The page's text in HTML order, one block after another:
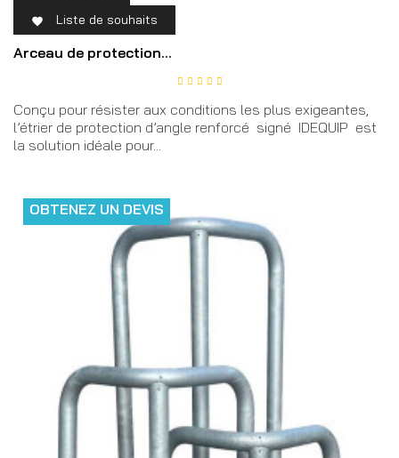
 Liste de souhaits
Arceau de protection...
Conçu pour résister aux conditions les plus exigeantes,
l’étrier de protection d’angle renforcé signé IDEQUIP est
la solution idéale pour...
OBTENEZ UN DEVIS